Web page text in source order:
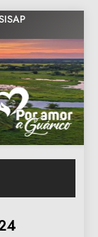
de Guarico